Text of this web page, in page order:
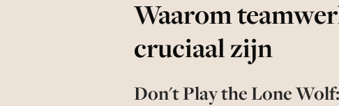
Waarom
cruciaal zijn
Don't Play the Lone